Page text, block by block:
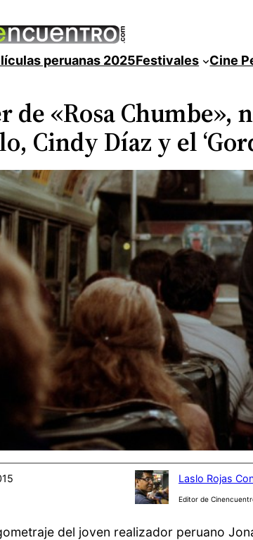
peruanas 2025Festivales Cine
de «Rosa Chumbe»,
Cindy Díaz y el
Laslo Rojas
Editor de
del joven realizador peruano